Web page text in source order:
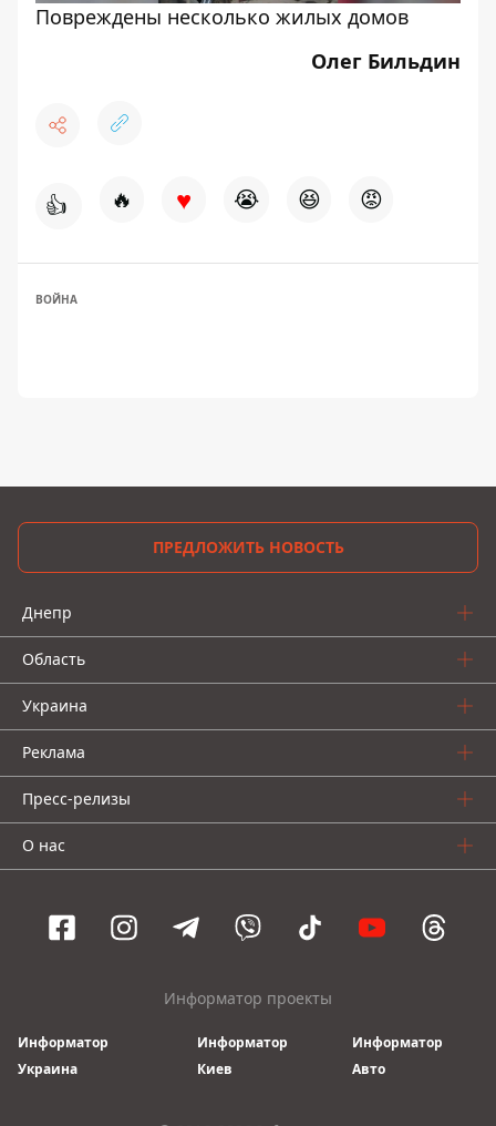
Повреждены несколько жилых домов
Олег Бильдин
👍 🔥 ♥ 😭 😆 😡
ВОЙНА
ПРЕДЛОЖИТЬ НОВОСТЬ
Днепр
Область
Украина
Реклама
Пресс-релизы
О нас
Информатор проекты
Информатор
Украина
Информатор
Киев
Информатор
Авто